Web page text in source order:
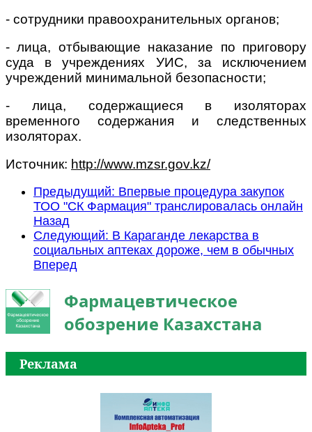
- сотрудники правоохранительных органов;
- лица, отбывающие наказание по приговору
суда в учреждениях УИС, за исключением
учреждений минимальной безопасности;
- лица, содержащиеся в изоляторах
временного содержания и следственных
изоляторах.
Источник: http://www.mzsr.gov.kz/
Предыдущий: Впервые процедура закупок
ТОО "СК Фармация" транслировалась онлайн
Назад
Следующий: В Караганде лекарства в
социальных аптеках дороже, чем в обычных
Вперед
Фармацевтическое
обозрение Казахстана
Реклама